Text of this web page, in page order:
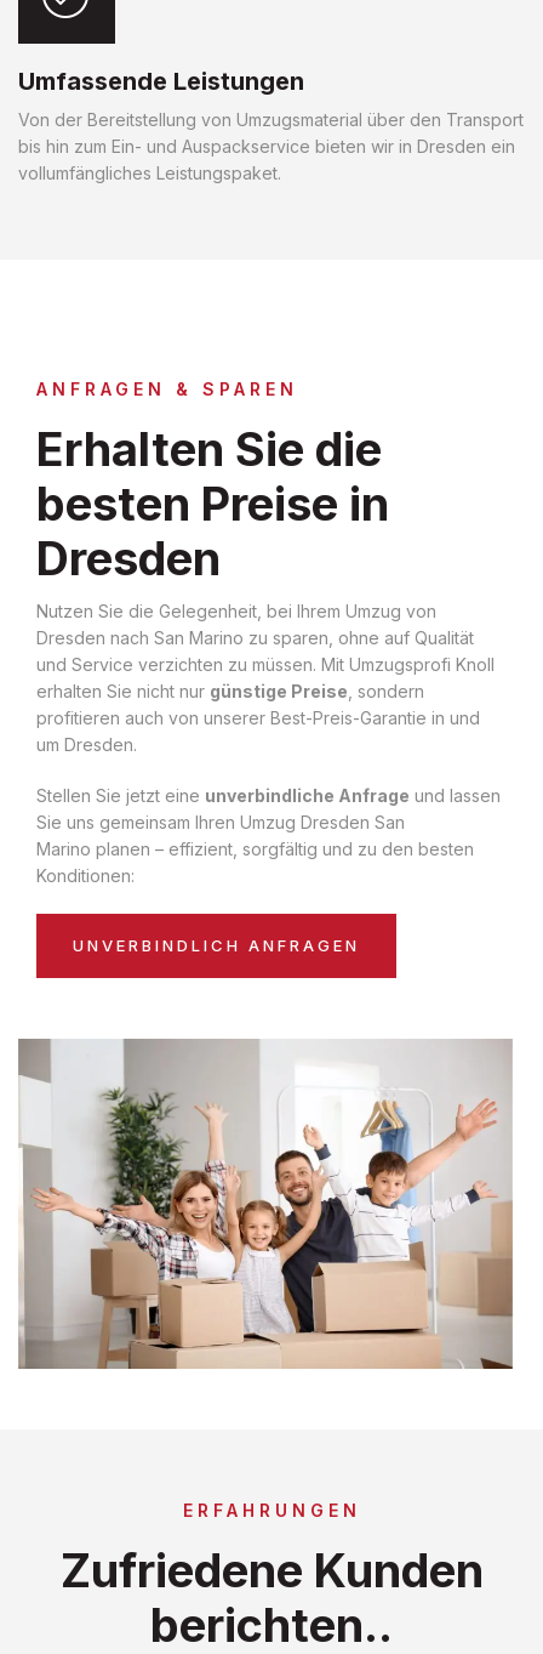
Umfassende Leistungen
Von der Bereitstellung von Umzugsmaterial über den Transport
bis hin zum Ein- und Auspackservice bieten wir in Dresden ein
vollumfängliches Leistungspaket.
ANFRAGEN & SPAREN
Erhalten Sie die
besten Preise in
Dresden
Nutzen Sie die Gelegenheit, bei Ihrem Umzug von
Dresden nach San Marino zu sparen, ohne auf Qualität
und Service verzichten zu müssen. Mit Umzugsprofi Knoll
erhalten Sie nicht nur günstige Preise , sondern
profitieren auch von unserer Best-Preis-Garantie in und
um Dresden.
Stellen Sie jetzt eine unverbindliche Anfrage und lassen
Sie uns gemeinsam Ihren Umzug Dresden San
Marino planen – effizient, sorgfältig und zu den besten
Konditionen:
UNVERBINDLICH ANFRAGEN
ERFAHRUNGEN
Zufriedene Kunden
berichten..